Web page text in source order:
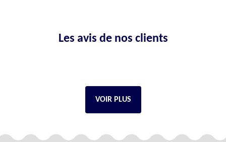
Les avis de nos clients
VOIR PLUS